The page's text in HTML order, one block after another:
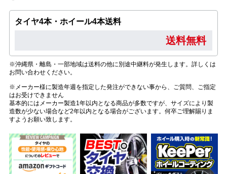
タイヤ4本・ホイール4本送料
送料無料
※沖縄県・離島・一部地域は送料の他に別途中継料が発生します。詳しくは
お問い合わせください。
※メーカー様に製造年週を指定した発注ができない事から、ご質問、ご指定
はお受けできません
基本的にはメーカー製造1年以内となる商品が多数ですが、サイズにより製
造数が少ない場合など2年以内となる場合がございます。何卒ご理解賜りま
すようお願い致します。